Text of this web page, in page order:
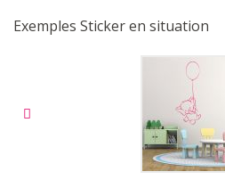
Exemples Sticker en situation